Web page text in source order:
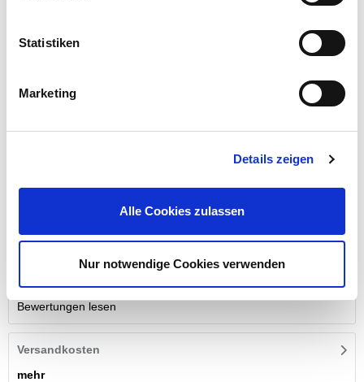
Statistiken
Marketing
Details zeigen
Alle Cookies zulassen
Nur notwendige Cookies verwenden
Die Pfostenkappe für Kantholz-Zaunpfosten ist die perfekte
Verschraubung ist die Montage ein Kinderspiel.mehr
Bewertungen lesen
Versandkosten
mehr